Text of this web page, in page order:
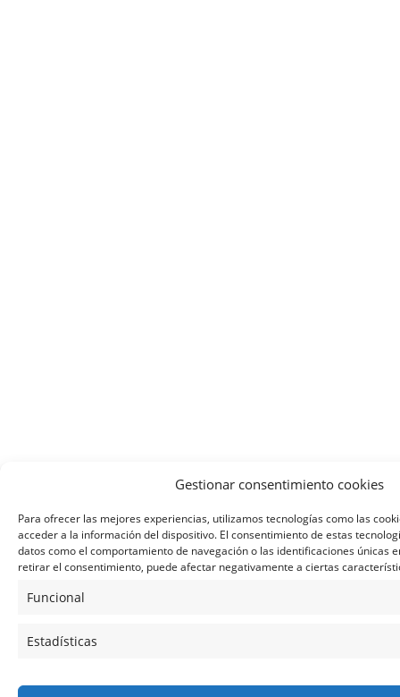
Gestionar consentimiento cookies
Para ofrecer las mejores experiencias, utilizamos tecnologías como las
acceder a la información del dispositivo. El consentimiento de estas
datos como el comportamiento de navegación o las identificaciones únicas
retirar el consentimiento, puede afectar negativamente a ciertas
Funcional
Estadísticas